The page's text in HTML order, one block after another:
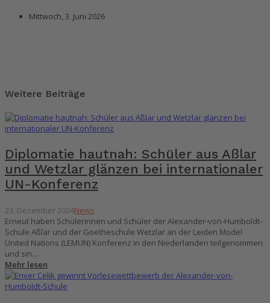
Mittwoch, 3. Juni 2026
Weitere Beiträge
Diplomatie hautnah: Schüler aus Aßlar
und Wetzlar glänzen bei internationaler
UN-Konferenz
23. Dezember 2024News
Erneut haben Schülerinnen und Schüler der Alexander-von-Humboldt-
Schule Aßlar und der Goetheschule Wetzlar an der Leiden Model
United Nations (LEMUN) Konferenz in den Niederlanden teilgenommen
und sin...
Mehr lesen